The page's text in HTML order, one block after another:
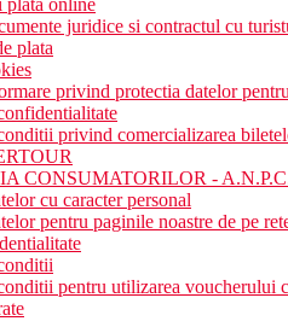
sauna
cost: masaje, diverse tipuri de
WiFi in hotel.
cost: colt de internet.
plata online
juridice si contractul cu
plata
privind protectia datelor
privind comercializarea
CONSUMATORILOR -
cu caracter personal
pentru paginile noastre de pe
pentru utilizarea voucherului